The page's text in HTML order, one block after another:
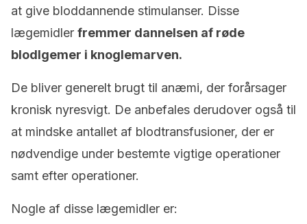
at give bloddannende stimulanser. Disse
lægemidler fremmer dannelsen af røde
blodlgemer i knoglemarven.
De bliver generelt brugt til anæmi, der forårsager
kronisk nyresvigt. De anbefales derudover også til
at mindske antallet af blodtransfusioner, der er
nødvendige under bestemte vigtige operationer
samt efter operationer.
Nogle af disse lægemidler er: